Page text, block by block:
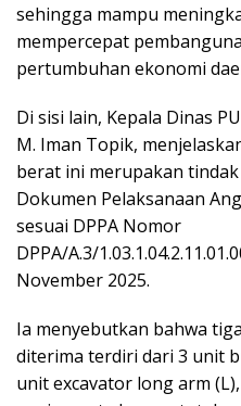
sehingga mampu
mempercepat
pertumbuhan ekonomi
Di sisi lain, Kepala Dinas
M. Iman Topik,
berat ini merupakan
Dokumen Pelaksanaan
sesuai DPPA Nomor
DPPA/A.3/
November 2025.
Ia menyebutkan bahwa
diterima terdiri dari 3 unit
unit excavator long arm